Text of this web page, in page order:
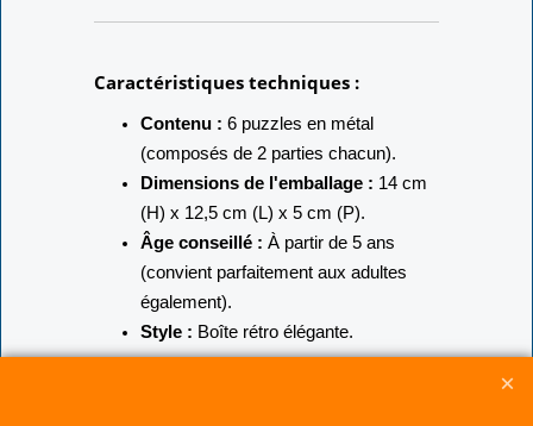
Caractéristiques techniques :
Contenu : 6 puzzles en métal
(composés de 2 parties chacun).
Dimensions de l'emballage : 14 cm
(H) x 12,5 cm (L) x 5 cm (P).
Âge conseillé : À partir de 5 ans
(convient parfaitement aux adultes
également).
Style : Boîte rétro élégante.